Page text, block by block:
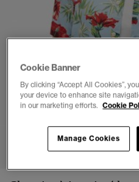
1 2
Cookie Banner
By clicking “Accept All Cookies”,
your device to enhance site
in our marketing efforts. Cookie
Manage Cookies